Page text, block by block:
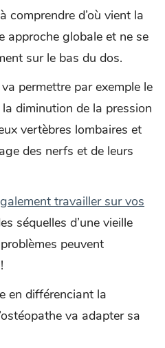
comprendre d’où vient la
approche globale et ne se
sur le bas du dos.
permettre par exemple le
diminution de la pression
vertèbres lombaires et
des nerfs et de leurs
travailler sur vos
séquelles d’une vieille
peuvent
en différenciant la
va adapter sa